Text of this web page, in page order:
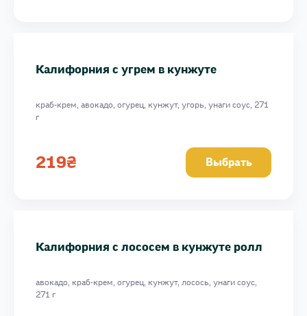
Калифорния с угрем в кунжуте
краб-крем, авокадо, огурец, кунжут, угорь, унаги соус, 271
г
219₴ Выбрать
Калифорния с лососем в кунжуте ролл
авокадо, краб-крем, огурец, кунжут, лосось, унаги соус,
271 г